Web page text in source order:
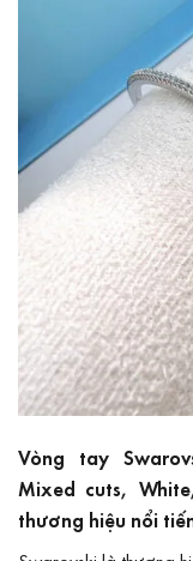
Vòng tay
Mixed cuts,
thương hiệu nổi